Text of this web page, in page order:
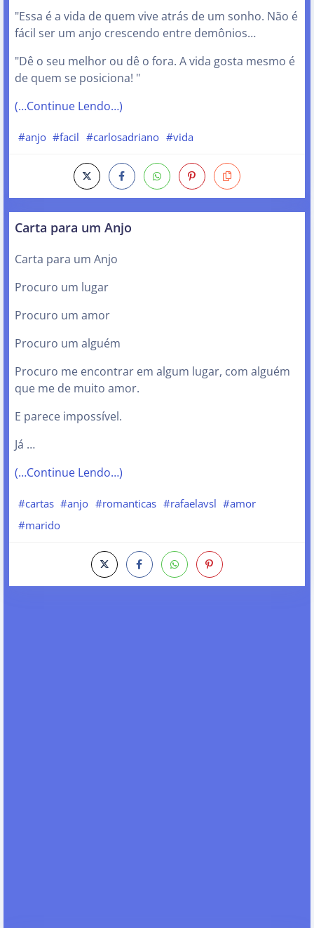
"Essa é a vida de quem vive atrás de um sonho. Não é
fácil ser um anjo crescendo entre demônios…
"Dê o seu melhor ou dê o fora. A vida gosta mesmo é
de quem se posiciona! "
(…Continue Lendo…)
#anjo #facil #carlosadriano #vida
Carta para um Anjo
Carta para um Anjo
Procuro um lugar
Procuro um amor
Procuro um alguém
Procuro me encontrar em algum lugar, com alguém
que me de muito amor.
E parece impossível.
Já …
(…Continue Lendo…)
#cartas #anjo #romanticas #rafaelavsl #amor
#marido